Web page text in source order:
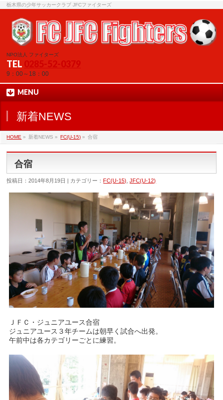
栃木県の少年サッカークラブ JFCファイターズ
NPO法人 ファイターズ
TEL 0285-52-0379
9：00～18：00
MENU
新着NEWS
HOME » 新着NEWS » FC(U-15) » 合宿
合宿
投稿日：2014年8月19日 | カテゴリー：FC(U-15) ,JFC(U-12)
ＪＦＣ・ジュニアユース合宿
ジュニアユース３年チームは朝早く試合へ出発。
午前中は各カテゴリーごとに練習。